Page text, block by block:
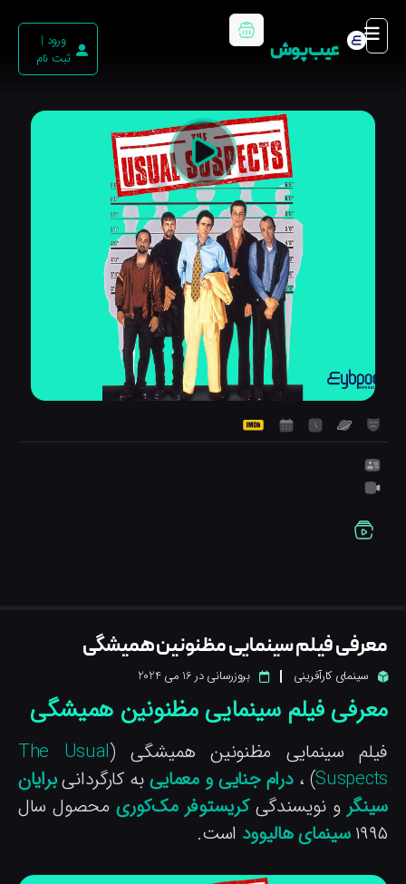
عیب پوش
ورود |
ثبت نام
فیلم سینمایی مظنونین همیشگی
سینمای کارآفرینی بروزرسانی در16 می 2024
فیلم سینمایی مظنونین همیشگی
سینمایی مظنونین همیشگی (The Usual
) ،درام جنایی و معماییبه کارگردانیبرایان
و نویسندگیکریستوفر مک‌کوریمحصول سال
سینمای هالیووداست.